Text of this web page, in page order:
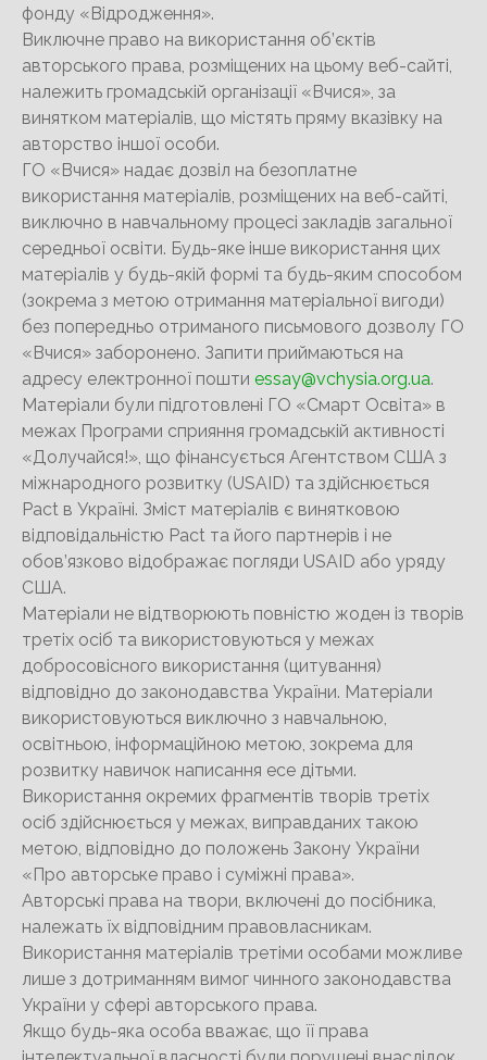
фонду «Відродження».
Виключне право на використання об’єктів
авторського права, розміщених на цьому веб-сайті,
належить громадській організації «Вчися», за
винятком матеріалів, що містять пряму вказівку на
авторство іншої особи.
ГО «Вчися» надає дозвіл на безоплатне
використання матеріалів, розміщених на веб-сайті,
виключно в навчальному процесі закладів загальної
середньої освіти. Будь-яке інше використання цих
матеріалів у будь-якій формі та будь-яким способом
(зокрема з метою отримання матеріальної вигоди)
без попередньо отриманого письмового дозволу ГО
«Вчися» заборонено. Запити приймаються на
адресу електронної пошти essay@vchysia.org.ua.
Матеріали були підготовлені ГО «Смарт Освіта» в
межах Програми сприяння громадській активності
«Долучайся!», що фінансується Агентством США з
міжнародного розвитку (USAID) та здійснюється
Pact в Україні. Зміст матеріалів є винятковою
відповідальністю Pact та його партнерів і не
обов’язково відображає погляди USAID або уряду
США.
Матеріали не відтворюють повністю жоден із творів
третіх осіб та використовуються у межах
добросовісного використання (цитування)
відповідно до законодавства України. Матеріали
використовуються виключно з навчальною,
освітньою, інформаційною метою, зокрема для
розвитку навичок написання есе дітьми.
Використання окремих фрагментів творів третіх
осіб здійснюється у межах, виправданих такою
метою, відповідно до положень Закону України
«Про авторське право і суміжні права».
Авторські права на твори, включені до посібника,
належать їх відповідним правовласникам.
Використання матеріалів третіми особами можливе
лише з дотриманням вимог чинного законодавства
України у сфері авторського права.
Якщо будь-яка особа вважає, що її права